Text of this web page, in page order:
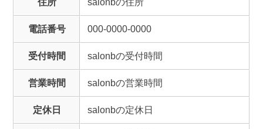
住所 salonbの住所
電話番号 000-0000-0000
受付時間 salonbの受付時間
営業時間 salonbの営業時間
定休日 salonbの定休日